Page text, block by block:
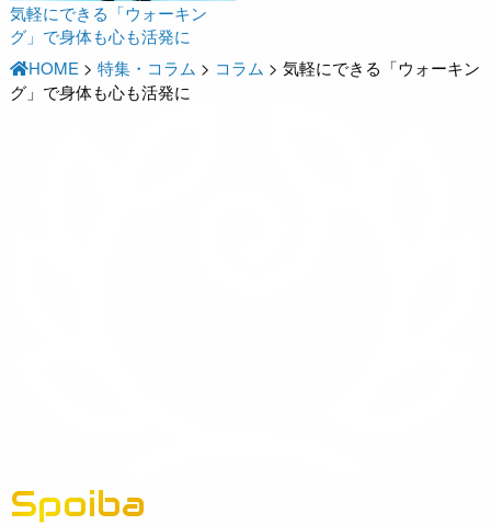
気軽にできる「ウォーキン
グ」で身体も心も活発に
HOME >特集・コラム > コラム >気軽にできる「ウォーキン
グ」で身体も心も活発に
Spoiba